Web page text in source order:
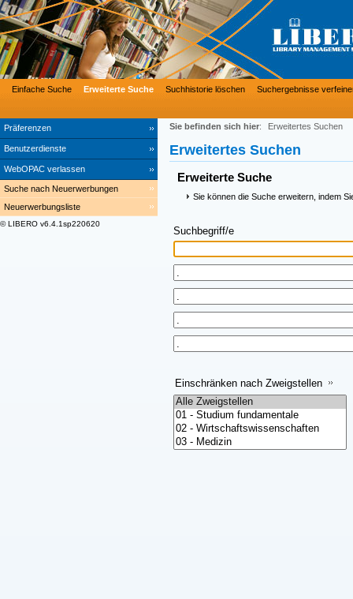
Präferenzen
Benutzerdienste
WebOPAC verlassen
Einfache Suche Erweiterte Suche Suchhistorie löschen Suchergebnisse
Suche nach Neuerwerbungen
Neuerwerbungsliste
© LIBERO v6.4.1sp220620
Sie befinden sich hier: Erweitertes Suchen
Erweitertes Suchen
Erweiterte Suche
Sie können die Suche erweitern, indem
Suchbegriff/e
Einschränken nach Zweigstellen